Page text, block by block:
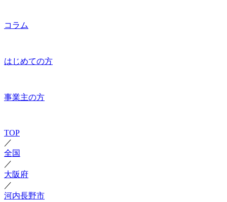
コラム
はじめての方
事業主の方
TOP
／
全国
／
大阪府
／
河内長野市